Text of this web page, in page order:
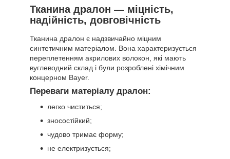
Тканина дралон — міцність,
надійність, довговічність
Тканина дралон є надзвичайно міцним
синтетичним матеріалом. Вона характеризується
переплетенням акрилових волокон, які мають
вуглеводний склад і були розроблені хімічним
концерном Bayer.
Переваги матеріалу дралон:
легко чиститься;
зносостійкий;
чудово тримає форму;
не електризується;